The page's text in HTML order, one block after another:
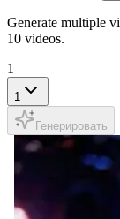
Generate multiple
10 videos.
1
1
Генерировать